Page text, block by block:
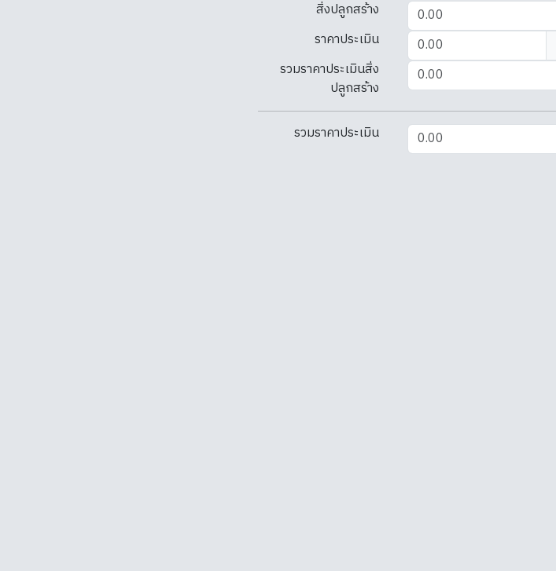
สิ่งปลูกสร้าง
ราคาประเมิน
รวมราคาประเมินสิ่ง
ปลูกสร้าง
รวมราคาประเมิน